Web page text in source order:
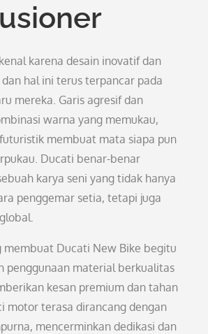
karena desain inovatif dan
hal ini terus terpancar pada
mereka. Garis agresif dan
warna yang memukau,
membuat mata siapa pun
Ducati benar-benar
karya seni yang tidak hanya
penggemar setia, tetapi juga
membuat Ducati New Bike begitu
penggunaan material berkualitas
kesan premium dan tahan
motor terasa dirancang dengan
mencerminkan dedikasi dan